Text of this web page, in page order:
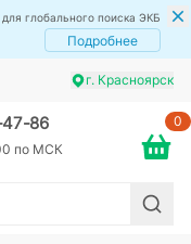
глобального поиска ЭКБ
Подробнее
г. Красноярск
86
по МСК
0